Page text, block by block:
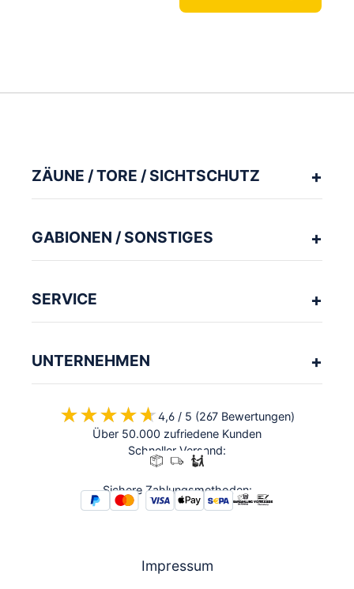
ZÄUNE / TORE / SICHTSCHUTZ
GABIONEN / SONSTIGES
SERVICE
UNTERNEHMEN
★★★★★
★★★★★4,6 / 5 (267 Bewertungen)
Über 50.000 zufriedene Kunden
Schneller Versand:
Sichere Zahlungsmethoden:
Impressum